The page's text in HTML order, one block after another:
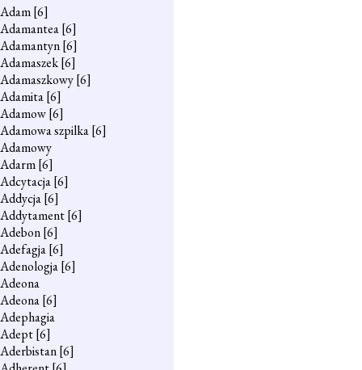
Adam[6]
Adamantea[6]
Adamantyn[6]
Adamaszek[6]
Adamaszkowy[6]
Adamita[6]
Adamow[6]
Adamowa szpilka[6]
Adamowy
Adarm[6]
Adcytacja[6]
Addycja[6]
Addytament[6]
Adebon[6]
Adefagja[6]
Adenologja[6]
Adeona
Adeona[6]
Adephagia
Adept[6]
Aderbistan[6]